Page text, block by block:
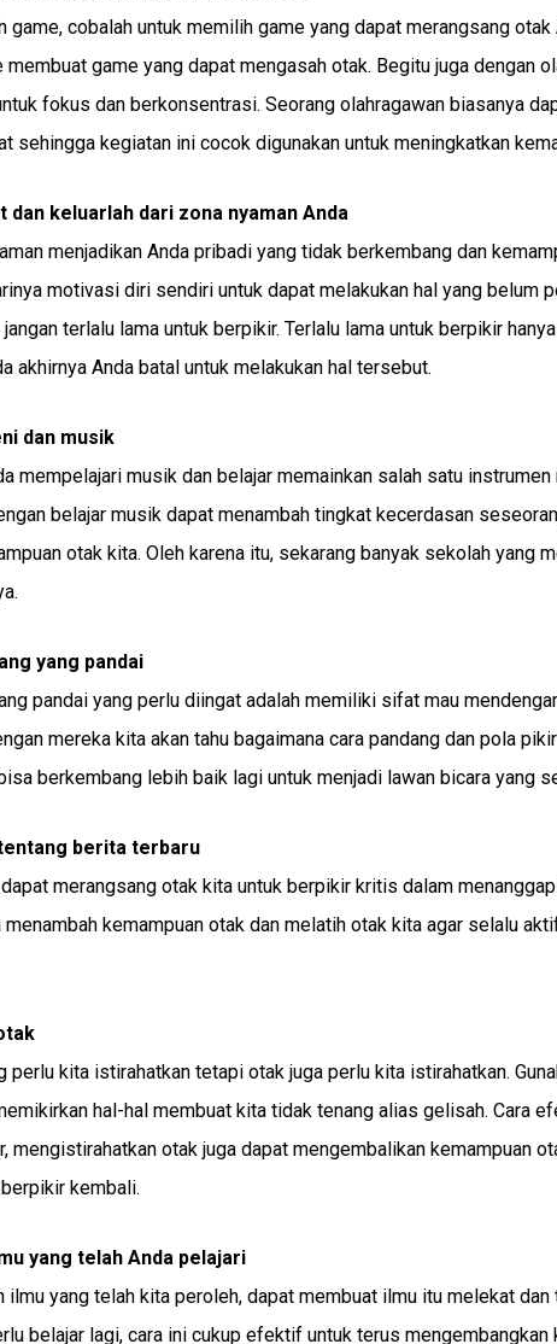
game, cobalah untuk memilih game yang dapat merangsang otak
game yang dapat mengasah otak. Begitu juga dengan
fokus dan berkonsentrasi. Seorang olahragawan biasanya
sehingga kegiatan ini cocok digunakan untuk meningkatkan
dan keluarlah dari zona nyaman Anda
menjadikan Anda pribadi yang tidak berkembang dan
motivasi diri sendiri untuk dapat melakukan hal yang belum
terlalu lama untuk berpikir. Terlalu lama untuk berpikir
akhirnya Anda batal untuk melakukan hal tersebut.
dan musik
mempelajari musik dan belajar memainkan salah satu
belajar musik dapat menambah tingkat kecerdasan
otak kita. Oleh karena itu, sekarang banyak sekolah yang
yang pandai
pandai yang perlu diingat adalah memiliki sifat mau
mereka kita akan tahu bagaimana cara pandang dan pola
berkembang lebih baik lagi untuk menjadi lawan bicara yang
berita terbaru
merangsang otak kita untuk berpikir kritis dalam
kemampuan otak dan melatih otak kita agar selalu
perlu kita istirahatkan tetapi otak juga perlu kita istirahatkan.
hal-hal membuat kita tidak tenang alias gelisah. Cara
mengistirahatkan otak juga dapat mengembalikan kemampuan
kembali.
yang telah Anda pelajari
ilmu yang telah kita peroleh, dapat membuat ilmu itu melekat
belajar lagi, cara ini cukup efektif untuk terus mengembangkan